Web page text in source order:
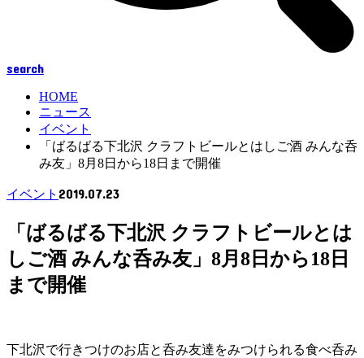
search
HOME
ニュース
イベント
「ばるばる下北沢 クラフトビールとはしご酒 みんな呑
み友」8月8日から18日まで開催
イベント 2019.07.23
「ばるばる下北沢 クラフトビールとは
しご酒 みんな呑み友」8月8日から18日
まで開催
下北沢で行きつけのお店と呑み友達をみつけられる食べ呑み